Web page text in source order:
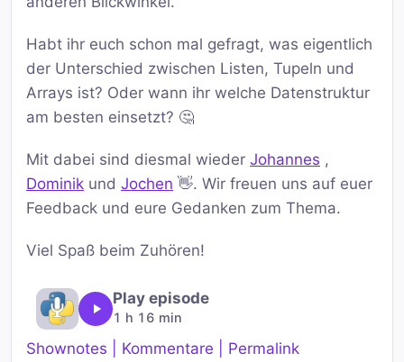
Habt ihr euch schon mal gefragt, was eigentlich
der Unterschied zwischen Listen, Tupeln und
Arrays ist? Oder wann ihr welche Datenstruktur
am besten einsetzt? 🤔
Mit dabei sind diesmal wieder Johannes ,
Dominik und Jochen 👋. Wir freuen uns auf euer
Feedback und eure Gedanken zum Thema.
Viel Spaß beim Zuhören!
Play episode
1 h 16 min
Shownotes | Kommentare | Permalink